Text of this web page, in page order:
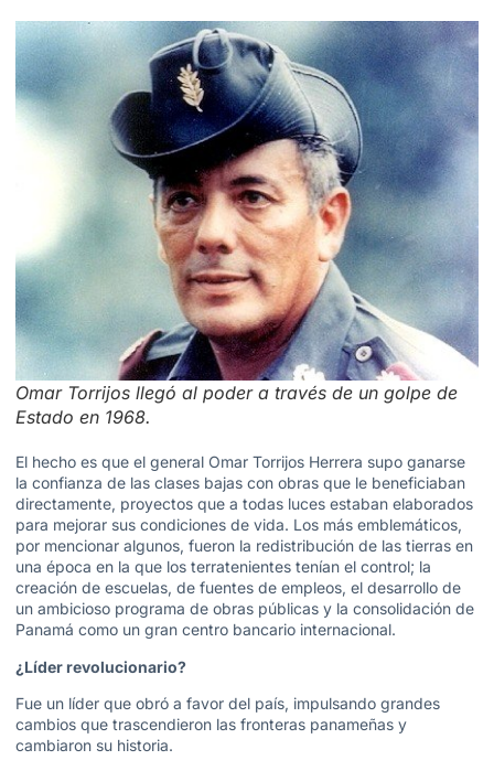
Omar Torrijos llegó al poder a través de un golpe de
Estado en 1968.
El hecho es que el general Omar Torrijos Herrera supo ganarse
la confianza de las clases bajas con obras que le beneficiaban
directamente, proyectos que a todas luces estaban elaborados
para mejorar sus condiciones de vida. Los más emblemáticos,
por mencionar algunos, fueron la redistribución de las tierras en
una época en la que los terratenientes tenían el control; la
creación de escuelas, de fuentes de empleos, el desarrollo de
un ambicioso programa de obras públicas y la consolidación de
Panamá como un gran centro bancario internacional.
¿Líder revolucionario?
Fue un líder que obró a favor del país, impulsando grandes
cambios que trascendieron las fronteras panameñas y
cambiaron su historia.